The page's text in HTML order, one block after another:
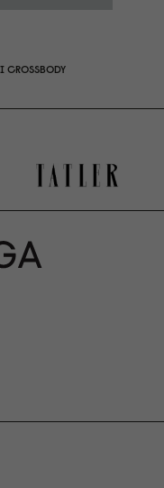
CROSSBODY